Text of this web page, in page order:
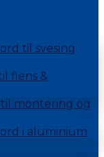
til svesing
flens &
montering og
i aluminium